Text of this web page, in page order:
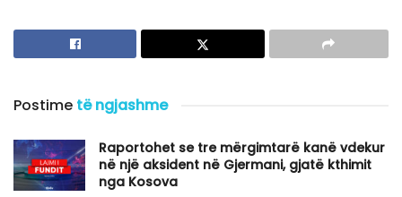
Postime të ngjashme
Raportohet se tre mërgimtarë kanë vdekur
në një aksident në Gjermani, gjatë kthimit
nga Kosova